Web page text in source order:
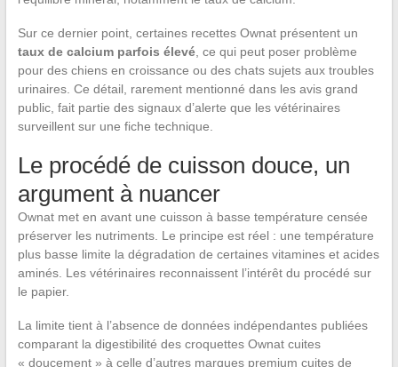
Sur ce dernier point, certaines recettes Ownat présentent un
taux de calcium parfois élevé, ce qui peut poser problème
pour des chiens en croissance ou des chats sujets aux troubles
urinaires. Ce détail, rarement mentionné dans les avis grand
public, fait partie des signaux d’alerte que les vétérinaires
surveillent sur une fiche technique.
Le procédé de cuisson douce, un
argument à nuancer
Ownat met en avant une cuisson à basse température censée
préserver les nutriments. Le principe est réel : une température
plus basse limite la dégradation de certaines vitamines et acides
aminés. Les vétérinaires reconnaissent l’intérêt du procédé sur
le papier.
La limite tient à l’absence de données indépendantes publiées
comparant la digestibilité des croquettes Ownat cuites
« doucement » à celle d’autres marques premium cuites de